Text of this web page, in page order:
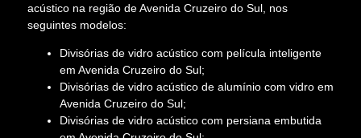
acústico na região de Avenida Cruzeiro do Sul, nos
seguintes modelos:
Divisórias de vidro acústico com película inteligente
em Avenida Cruzeiro do Sul;
Divisórias de vidro acústico de alumínio com vidro em
Avenida Cruzeiro do Sul;
Divisórias de vidro acústico com persiana embutida